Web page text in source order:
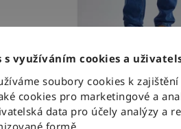
s využíváním cookies a
soubory cookies k
cookies pro marketingové a
data pro účely analýzy a
formě.
Kalhoty Wrangler
SUMMER